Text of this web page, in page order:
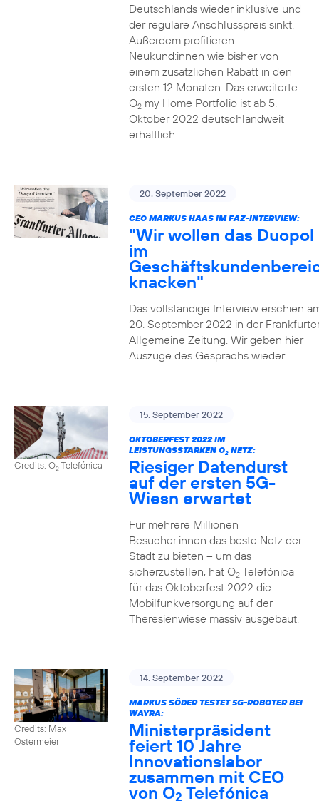
Deutschlands wieder inklusive und
der reguläre Anschlusspreis sinkt.
Außerdem profitieren
Neukund:innen wie bisher von
einem zusätzlichen Rabatt in den
ersten 12 Monaten. Das erweiterte
O2my Home Portfolio ist ab 5.
Oktober 2022 deutschlandweit
erhältlich.
20. September 2022
CEO MARKUS HAAS IM FAZ-INTERVIEW:
"Wir wollen das Duopol
im
knacken"
Das vollständige Interview erschien
20. September 2022 in der
Allgemeine Zeitung. Wir geben hier
Auszüge des Gesprächs wieder.
Credits: O2Telefónica
15. September 2022
OKTOBERFEST 2022 IM
LEISTUNGSSTARKEN O2NETZ:
Riesiger Datendurst
auf der ersten 5G-
Wiesn erwartet
Für mehrere Millionen
Besucher:innen das beste Netz der
Stadt zu bieten – um das
sicherzustellen, hat O2Telefónica
für das Oktoberfest 2022 die
Mobilfunkversorgung auf der
Theresienwiese massiv ausgebaut.
Credits: Max
Ostermeier
14. September 2022
MARKUS SÖDER TESTET 5G-ROBOTER BEI
WAYRA:
Ministerpräsident
feiert 10 Jahre
Innovationslabor
zusammen mit CEO
von O2 Telefónica